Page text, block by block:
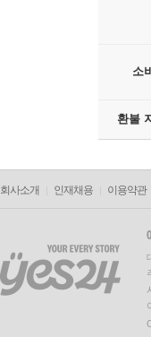
소
환불
회사소개 인재채용 이용약관